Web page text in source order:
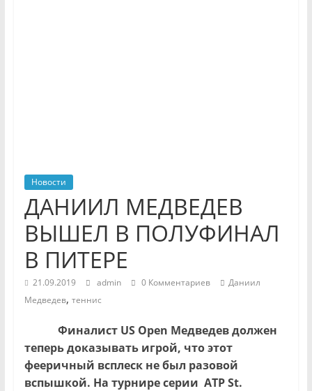
Новости
ДАНИИЛ МЕДВЕДЕВ
ВЫШЕЛ В ПОЛУФИНАЛ
В ПИТЕРЕ
21.09.2019 admin 0 Комментариев
Даниил
Медведев, теннис
Финалист US Open Медведев должен
теперь доказывать игрой, что этот
фееричный всплеск не был разовой
вспышкой. На турнире серии ATP St.